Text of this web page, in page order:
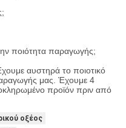
ποιότητα παραγωγής;
αυστηρά το ποιοτικό
μας. Έχουμε 4
προϊόν πριν από
οξέος